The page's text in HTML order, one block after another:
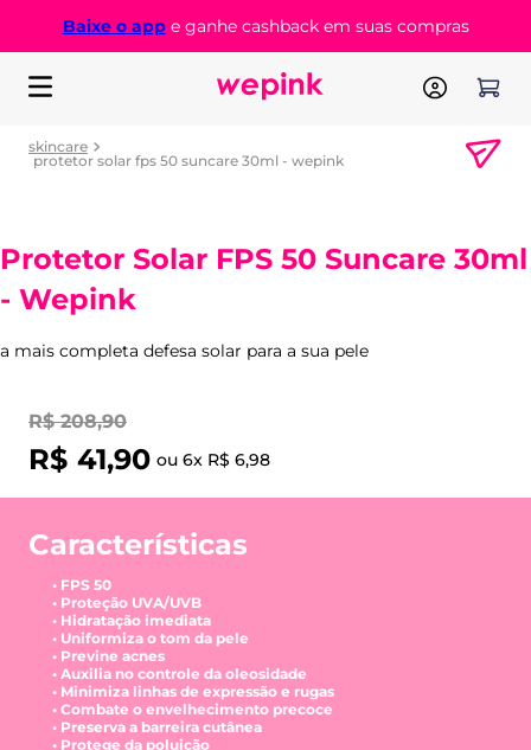
Baixe o appe ganhe cashback em suas compras
skincare
protetor solar fps 50 suncare 30ml - we­pink
Protetor Solar FPS 50 Suncare 30ml
- We­pink
a mais completa defesa solar para a sua pele
R$ 208,90
R$ 41,90 ou 6x R$ 6,98
Características
• FPS 50
• Proteção UVA/UVB
• Hidratação imediata
• Uniformiza o tom da pele
• Previne acnes
• Auxilia no controle da oleosidade
• Minimiza linhas de expressão e rugas
• Combate o envelhecimento precoce
• Preserva a barreira cutânea
• Protege da poluição